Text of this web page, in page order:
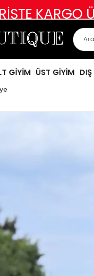
ÜCRETSİZ
GİYİM ÜST GİYİM